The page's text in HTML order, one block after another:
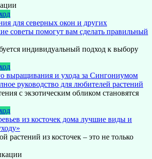
для северных окон и других
советы помогут вам сделать правильный
индивидуальный подход к выбору
выращивания и ухода за Сингониумом
руководство для любителей растений
с экзотическим обликом становятся
из косточек дома лучшие виды и
растений из косточек – это не только